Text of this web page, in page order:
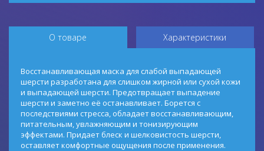
О товаре Характеристики
Восстанавливающая маска для слабой выпадающей
шерсти разработана для слишком жирной или сухой кожи
и выпадающей шерсти. Предотвращает выпадение
шерсти и заметно её останавливает. Борется с
последствиями стресса, обладает восстанавливающим,
питательным, увлажняющим и тонизирующим
эффектами. Придает блеск и шелковистость шерсти,
оставляет комфортные ощущения после применения.